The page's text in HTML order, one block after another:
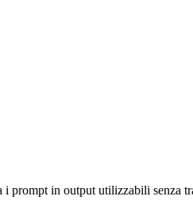
i prompt in output utilizzabili senza